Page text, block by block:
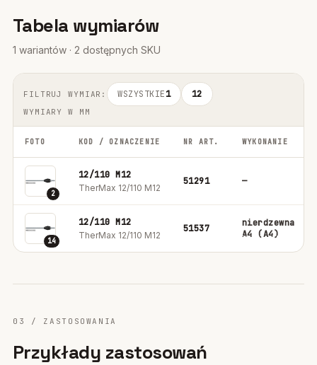
Tabela wymiarów
1 wariantów · 2 dostępnych SKU
FILTRUJ WYMIAR: WSZYSTKIE1 12
WYMIARY W MM
FOTO KOD / OZNACZENIE NR ART. WYKONANIE
2
12/110 M12
TherMax 12/110 M12
51291 —
14
12/110 M12
TherMax 12/110 M12
51537
nierdzewna
A4 (A4)
03 / ZASTOSOWANIA
Przykłady zastosowań